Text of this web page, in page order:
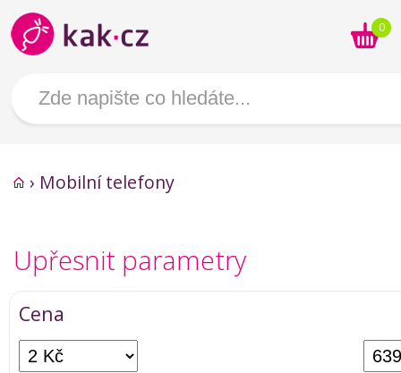
0
› Mobilní telefony
Upřesnit parametry
Cena